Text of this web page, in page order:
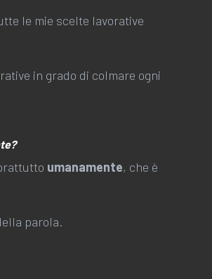
le mie scelte lavorative
in grado di colmare ogni
umanamente, che è
parola.